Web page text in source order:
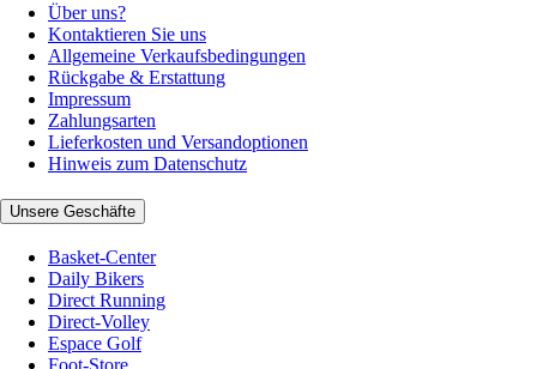
Über uns?
Kontaktieren Sie uns
Allgemeine Verkaufsbedingungen
Rückgabe & Erstattung
Impressum
Zahlungsarten
Lieferkosten und Versandoptionen
Hinweis zum Datenschutz
Unsere Geschäfte
Basket-Center
Daily Bikers
Direct Running
Direct-Volley
Espace Golf
Foot-Store